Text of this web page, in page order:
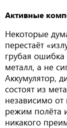
Активные
Некоторые
перестаёт
грубая ошибка
металл, а не
Аккумулятор,
состоят из
независимо от
режим полёта
никакого